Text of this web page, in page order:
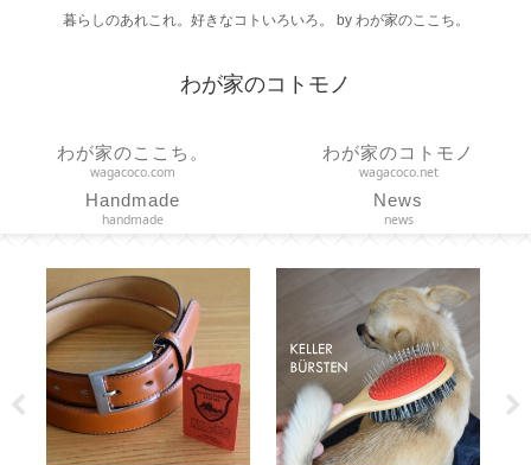
暮らしのあれこれ。好きなコトいろいろ。 by わが家のここち。
わが家のコトモノ
わが家のここち。
wagacoco.com
わが家のコトモノ
wagacoco.net
Handmade
handmade
News
news